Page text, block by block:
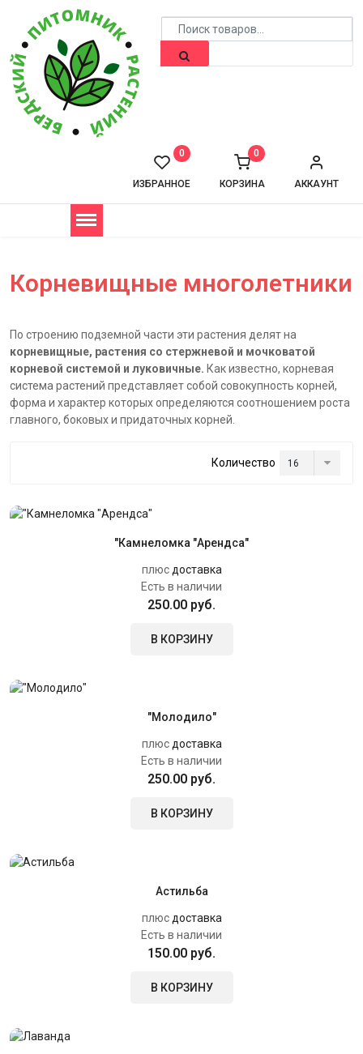
АККАУНТ
КОРЗИНА
0
ИЗБРАННОЕ
0
Корневищные многолетники
По строению подземной части эти растения делят на
корневищные, растения со стержневой и мочковатой
корневой системой и луковичные. Как известно, корневая
система растений представляет собой совокупность корней,
форма и характер которых определяются соотношением роста
главного, боковых и придаточных корней.
Количество
"Камнеломка "Арендса"
плюс доставка
Есть в наличии
250.00 руб.
В КОРЗИНУ
"Молодило"
плюс доставка
Есть в наличии
250.00 руб.
В КОРЗИНУ
Астильба
плюс доставка
Есть в наличии
150.00 руб.
В КОРЗИНУ